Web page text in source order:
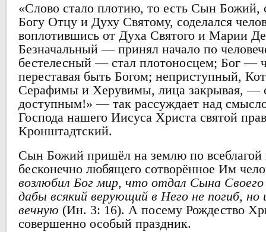
«Слово стало плотию, то есть Сын Божий,
Богу Отцу и Духу Святому, соделался
воплотившись от Духа Святого и Марии
Безначальный — принял начало по
бестелесный — стал плотоносцем; Бог —
переставая быть Богом; неприступный,
Серафимы и Херувимы, лица закрывая, —
доступным!» — так рассуждает над
Господа нашего Иисуса Христа святой
Кронштадтский.
Сын Божий пришёл на землю по всеблагой
бесконечно любящего сотворённое Им
возлюбил Бог мир, что отдал Сына Своего
дабы всякий верующий в Него не погиб, но
вечную (Ин. 3: 16). А посему Рождество
совершенно особый праздник.